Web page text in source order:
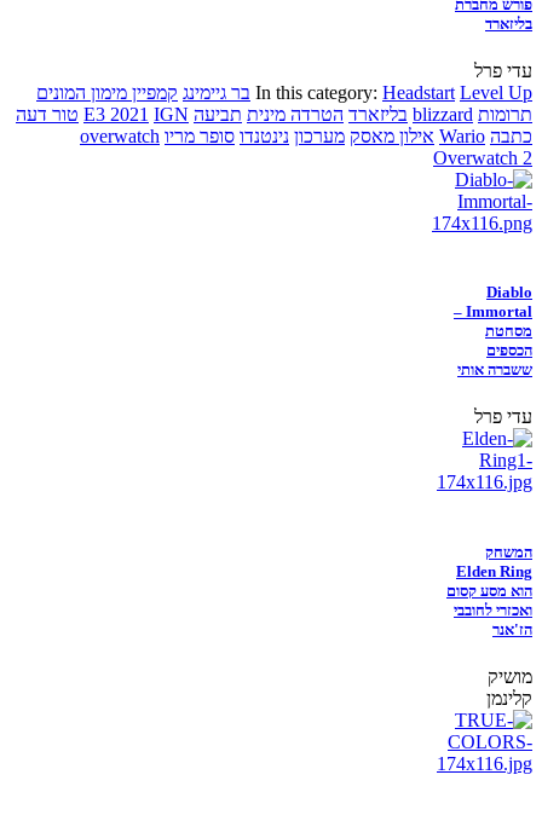
פורש מחברת
בליזארד
עדי פרל
In this category: Headstart Level Up בר גיימינג קמפיין מימון המונים
תרומות blizzard בליזארד הטרדה מינית תביעה E3 2021 IGN
טור דעה
כתבה Wario אילון מאסק מערכון נינטנדו סופר מריו overwatch
Overwatch 2
Diablo
Immortal –
מסחטת
הכספים
ששברה אותי
עדי פרל
המשחק
Elden Ring
הוא מסע קסום
ואכזרי לחובבי
הז'אנר
מושיק
קלינמן